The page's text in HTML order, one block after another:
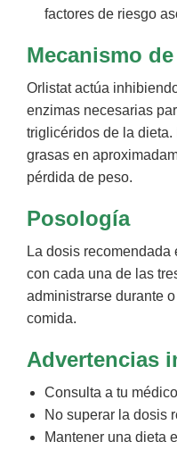
factores de riesgo
Mecanismo
Orlistat actúa
enzimas necesarias
triglicéridos de la
grasas en
pérdida de peso.
Posología
La dosis
con cada una de las
administrarse durante
comida.
Advertencias
Consulta a tu
No superar la dosis
Mantener una dieta